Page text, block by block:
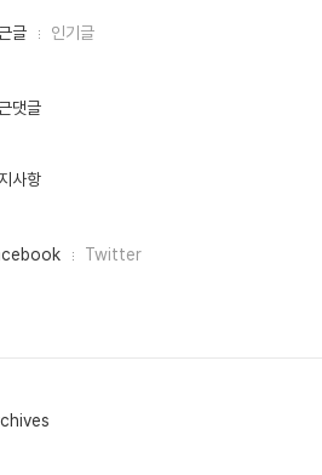
글 인기글
댓글
사항
Twitter